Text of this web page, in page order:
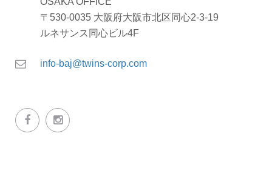
〒530-0035 大阪府大阪市北区同心2-3-19
ルネサンス同心ビル4F
info-baj@twins-corp.com